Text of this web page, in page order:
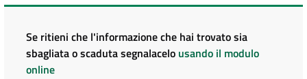
Se ritieni che l'informazione che hai trovato sia
sbagliata o scaduta segnalacelo usando il modulo
online